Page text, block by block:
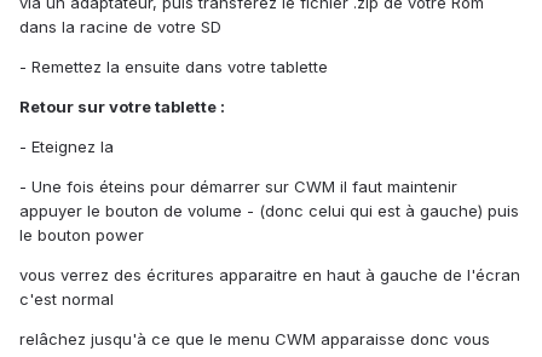
dans la racine de votre SD
- Remettez la ensuite dans votre tablette
Retour sur votre tablette :
- Eteignez la
- Une fois éteins pour démarrer sur CWM il faut maintenir
appuyer le bouton de volume - (donc celui qui est à gauche) puis
le bouton power
vous verrez des écritures apparaitre en haut à gauche de l'écran
c'est normal
relâchez jusqu'à ce que le menu CWM apparaisse donc vous